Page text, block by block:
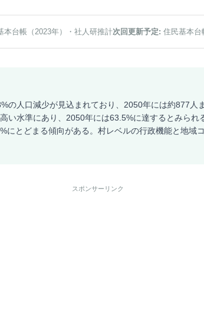
本台帳（2023年） ・社人研推計次回更新予定: 住民基本台
の人口減少が見込まれており、2050年には約877人
い水準にあり、2050年には63.5%に達するとみられ
にとどまる傾向がある。村レベルの行政機能と地域
スポンサーリンク